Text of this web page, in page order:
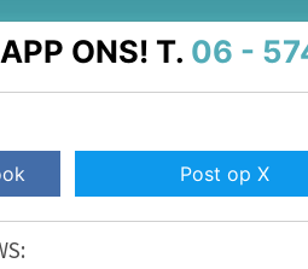
APP ONS! T. 06 -
Post op X